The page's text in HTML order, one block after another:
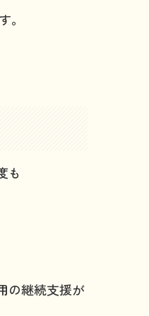
も
の継続支援が